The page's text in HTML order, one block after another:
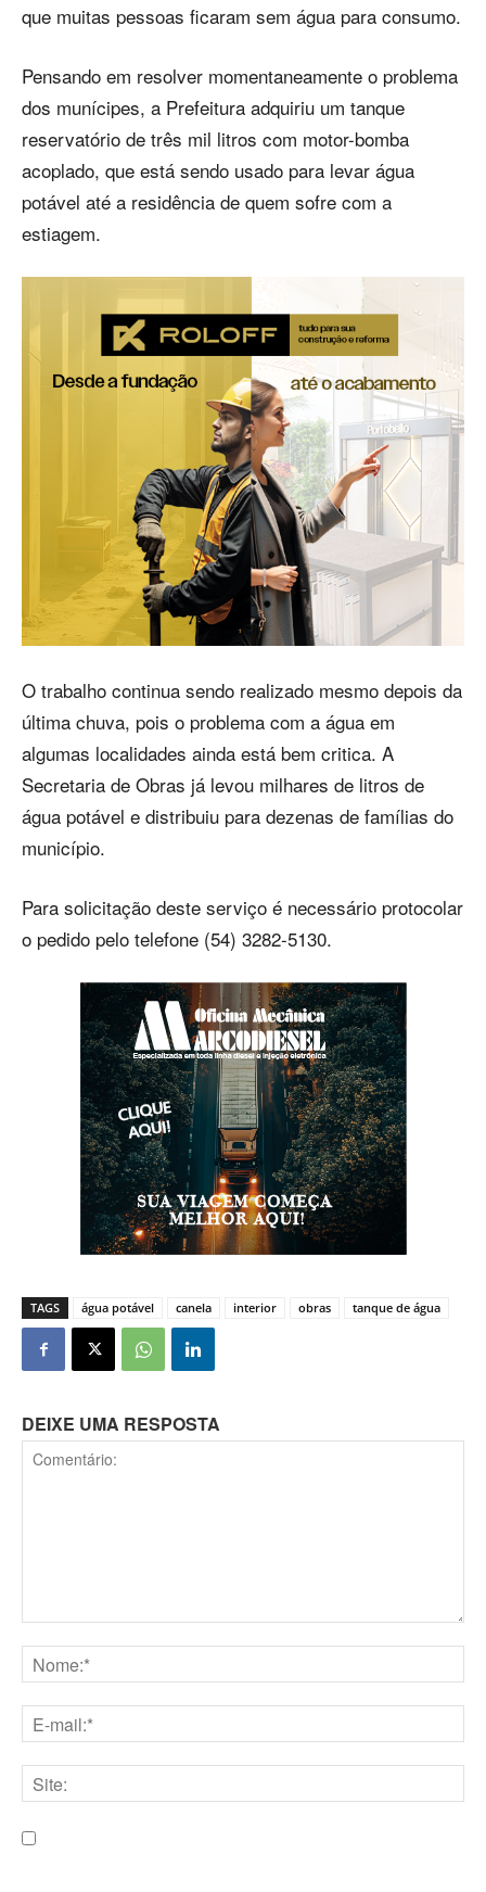
que muitas pessoas ficaram sem água para consumo.
Pensando em resolver momentaneamente o problema
dos munícipes, a Prefeitura adquiriu um tanque
reservatório de três mil litros com motor-bomba
acoplado, que está sendo usado para levar água
potável até a residência de quem sofre com a
estiagem.
O trabalho continua sendo realizado mesmo depois da
última chuva, pois o problema com a água em
algumas localidades ainda está bem critica. A
Secretaria de Obras já levou milhares de litros de
água potável e distribuiu para dezenas de famílias do
município.
Para solicitação deste serviço é necessário protocolar
o pedido pelo telefone (54) 3282-5130.
TAGS água potável canela interior obras tanque de água
DEIXE UMA RESPOSTA
mail:*